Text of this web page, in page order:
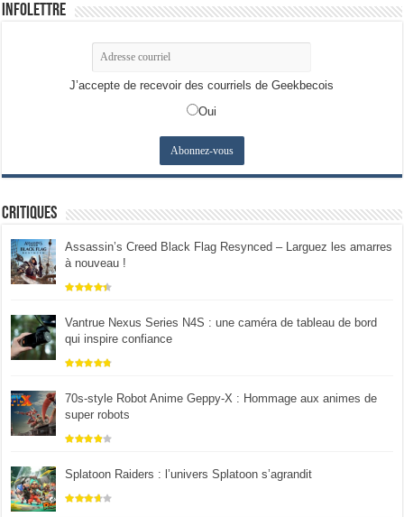
Infolettre
J’accepte de recevoir des courriels de Geekbecois
Oui
Critiques
Assassin’s Creed Black Flag Resynced – Larguez les amarres
à nouveau !
Vantrue Nexus Series N4S : une caméra de tableau de bord
qui inspire confiance
70s-style Robot Anime Geppy-X : Hommage aux animes de
super robots
Splatoon Raiders : l’univers Splatoon s’agrandit